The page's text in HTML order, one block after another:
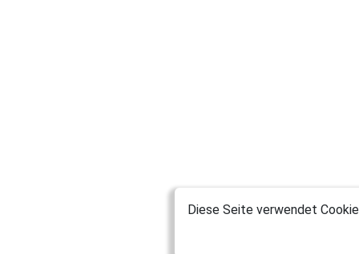
Diese Seite verwendet